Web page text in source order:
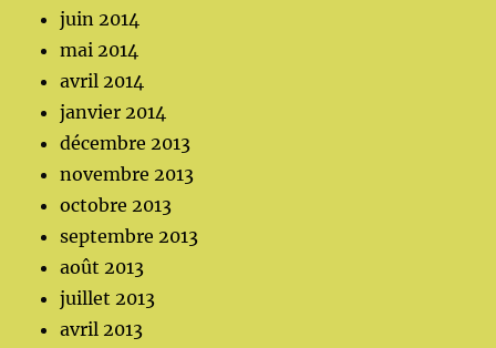
juin 2014
mai 2014
avril 2014
janvier 2014
décembre 2013
novembre 2013
octobre 2013
septembre 2013
août 2013
juillet 2013
avril 2013